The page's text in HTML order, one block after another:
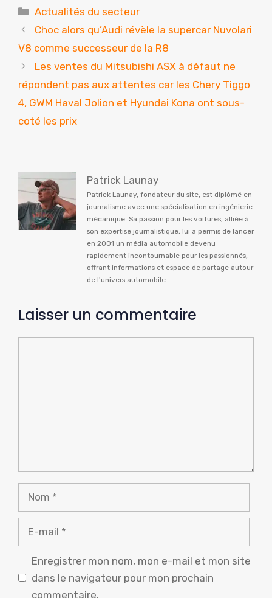
Catégories
Actualités du secteur
Choc alors qu’Audi révèle la supercar Nuvolari
V8 comme successeur de la R8
Les ventes du Mitsubishi ASX à défaut ne
répondent pas aux attentes car les Chery Tiggo
4, GWM Haval Jolion et Hyundai Kona ont sous-
coté les prix
Patrick Launay
Patrick Launay, fondateur du site, est diplômé en
journalisme avec une spécialisation en ingénierie
mécanique. Sa passion pour les voitures, alliée à
son expertise journalistique, lui a permis de lancer
en 2001 un média automobile devenu
rapidement incontournable pour les passionnés,
offrant informations et espace de partage autour
de l'univers automobile.
Laisser un commentaire
Nom
Enregistrer mon nom, mon e-mail et mon site
dans le navigateur pour mon prochain
commentaire.